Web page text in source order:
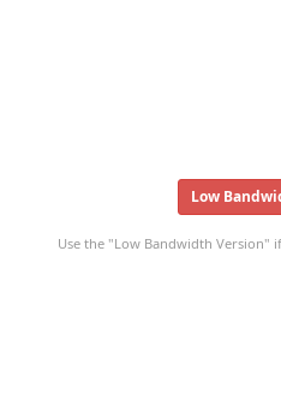
Low
Use the "Low Bandwidth Version"